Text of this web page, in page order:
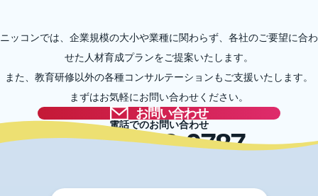
ニッコンでは、企業規模の大小や業種に関わらず、各社のご要望に合わ
せた人材育成プランをご提案いたします。
また、教育研修以外の各種コンサルテーションもご支援いたします。
まずはお気軽にお問い合わせください。
お問い合わせ
電話でのお問い合わせ
03-5996-0787